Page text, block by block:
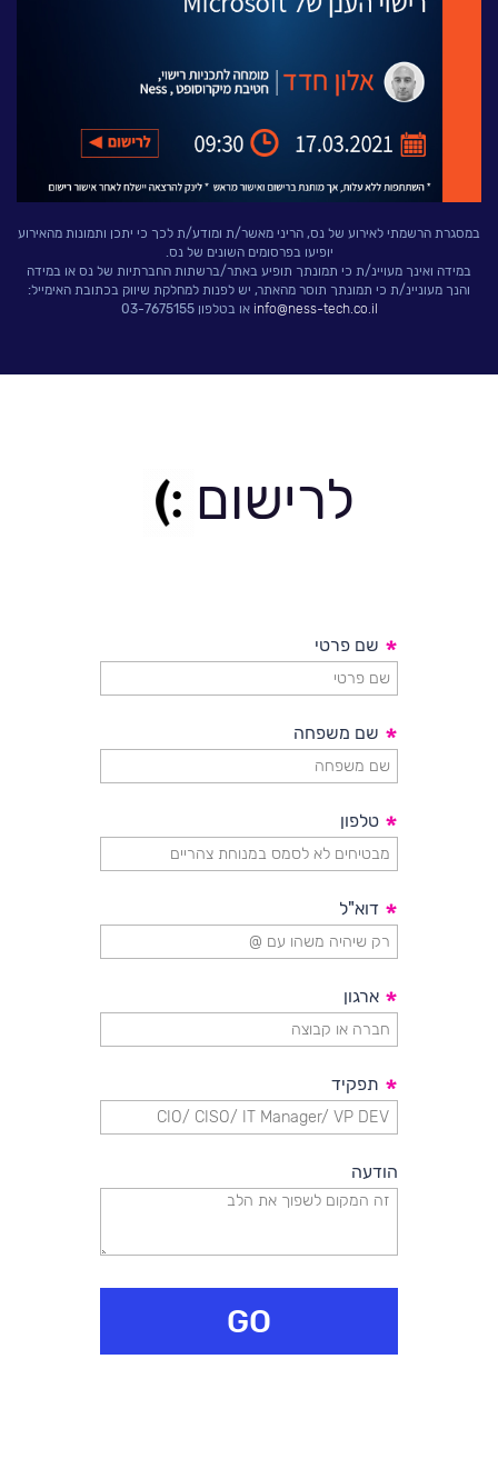
אירועים וכנסים
פודקאסט
נס בכותרות
דברו איתנו
במסגרת הרשמתי לאירוע של נס, הריני מאשר/ת ומודע/ת לכך כי יתכן ותמונות מהאירוע
יופיעו בפרסומים השונים של נס.
במידה ואינך מעויינ/ת כי תמונתך תופיע באתר/ברשתות החברתיות של נס או במידה
והנך מעוניינ/ת כי תמונתך תוסר מהאתר, יש לפנות למחלקת שיווק בכתובת האימייל:
info@ness-tech.co.il או בטלפון 03-7675155
לרישום
שם פרטי *
שם משפחה *
טלפון *
דוא"ל *
ארגון *
תפקיד *
הודעה
GO